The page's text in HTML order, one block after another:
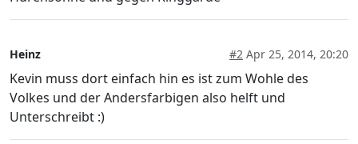
Heinz #2 Apr 25, 2014, 20:20
Kevin muss dort einfach hin es ist zum Wohle des
Volkes und der Andersfarbigen also helft und
Unterschreibt :)